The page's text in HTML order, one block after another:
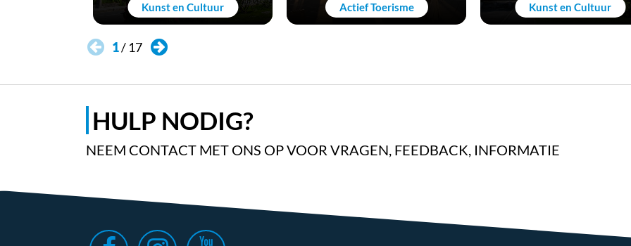
Kunst en Cultuur Actief Toerisme Kunst en Cultuur
1/ 17
HULP NODIG?
NEEM CONTACT MET ONS OP VOOR VRAGEN, FEEDBACK, INFORMATIE